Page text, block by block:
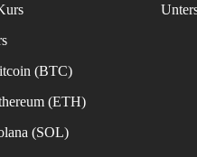
(BTC)
(ETH)
(SOL)